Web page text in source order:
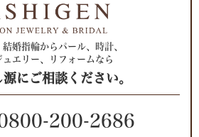
婚指輪からパール、時計、
ュエリー、リフォームなら
にご相談ください。
200-2686